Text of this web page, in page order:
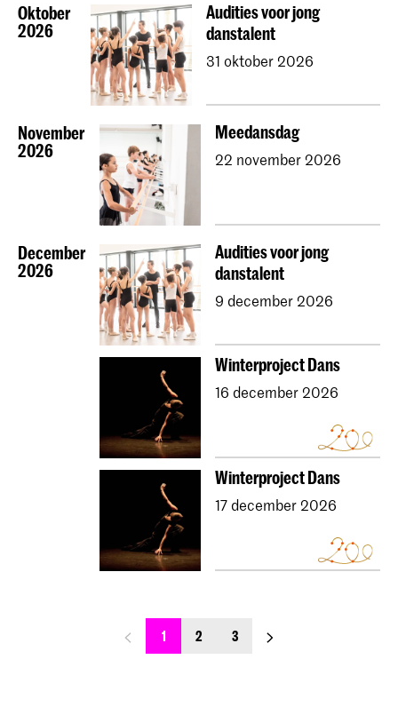
Oktober
2026
Audities voor jong
danstalent
31 oktober 2026
November
2026
Meedansdag
22 november 2026
December
2026
Audities voor jong
danstalent
9 december 2026
Winterproject Dans
16 december 2026
Winterproject Dans
17 december 2026
previous_page
1 2 3 next_page